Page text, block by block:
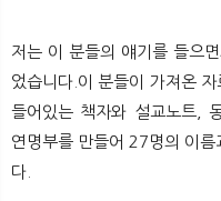
저는 이 분들의 얘기를 들으
었습니다.이 분들이 가져온
들어있는 책자와 설교노트,
연명부를 만들어 27명의 이름
다.